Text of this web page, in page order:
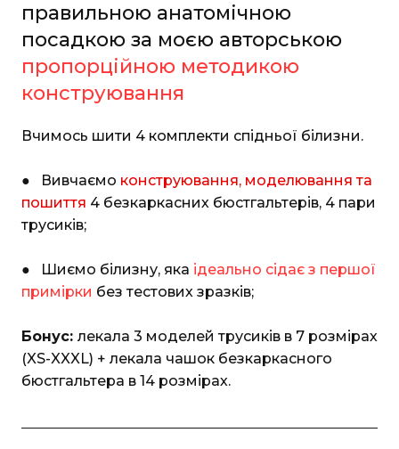
правильною анатомічною
посадкою за моєю авторською
пропорційною методикою
конструювання
Вчимось шити 4 комплекти спідньої білизни.
● Вивчаємо конструювання, моделювання та
пошиття 4 безкаркасних бюстгальтерів, 4 пари
трусиків;
● Шиємо білизну, яка ідеально сідає з першої
примірки без тестових зразків;
Бонус: лекала 3 моделей трусиків в 7 розмірах
(XS-XXXL) + лекала чашок безкаркасного
бюстгальтера в 14 розмірах.